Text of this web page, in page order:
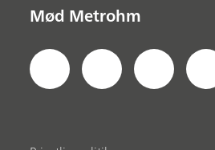
Mød Metrohm